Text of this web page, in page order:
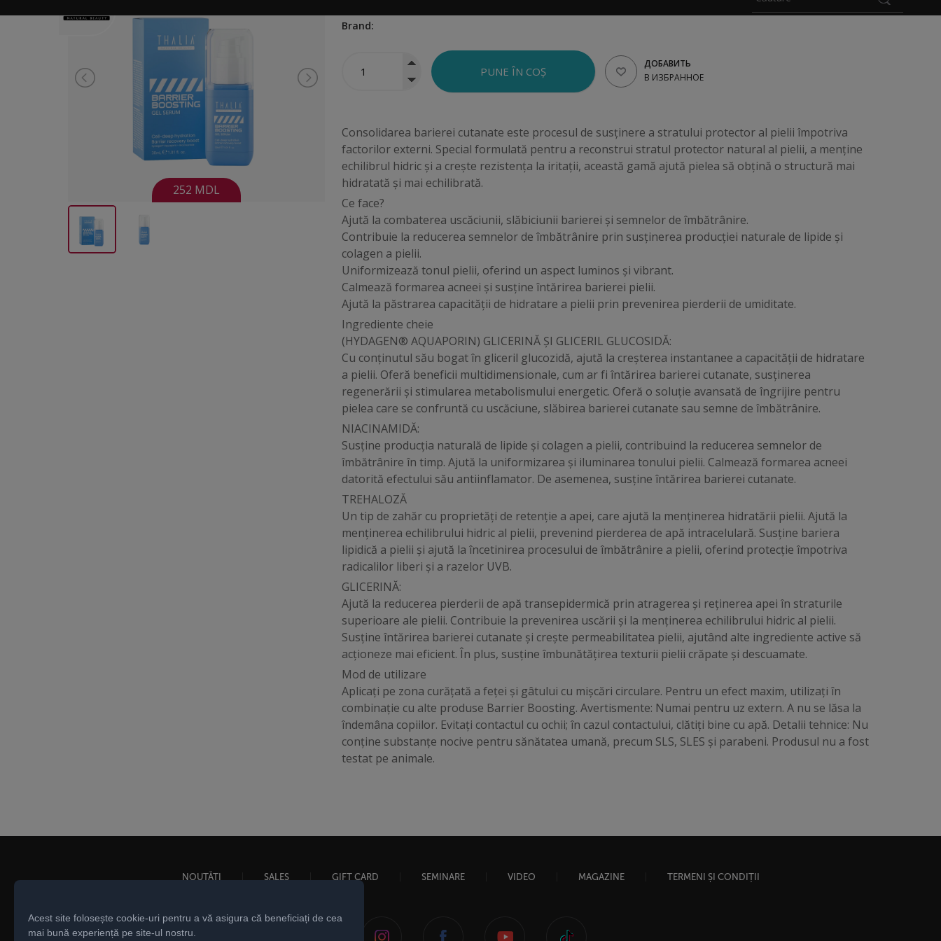
252 MDL
Brand:
ДОБАВИТЬ
В ИЗБРАННОЕ
Consolidarea barierei cutanate este procesul de susținere a stratului protector al pielii împotriva
factorilor externi. Special formulată pentru a reconstrui stratul protector natural al pielii, a menține
echilibrul hidric și a crește rezistența la iritații, această gamă ajută pielea să obțină o structură mai
hidratată și mai echilibrată.
Ce face?
Ajută la combaterea uscăciunii, slăbiciunii barierei și semnelor de îmbătrânire.
Contribuie la reducerea semnelor de îmbătrânire prin susținerea producției naturale de lipide și
colagen a pielii.
Uniformizează tonul pielii, oferind un aspect luminos și vibrant.
Calmează formarea acneei și susține întărirea barierei pielii.
Ajută la păstrarea capacității de hidratare a pielii prin prevenirea pierderii de umiditate.
Ingrediente cheie
(HYDAGEN® AQUAPORIN) GLICERINĂ ȘI GLICERIL GLUCOSIDĂ:
Cu conținutul său bogat în gliceril glucozidă, ajută la creșterea instantanee a capacității de hidratare
a pielii. Oferă beneficii multidimensionale, cum ar fi întărirea barierei cutanate, susținerea
regenerării și stimularea metabolismului energetic. Oferă o soluție avansată de îngrijire pentru
pielea care se confruntă cu uscăciune, slăbirea barierei cutanate sau semne de îmbătrânire.
NIACINAMIDĂ:
Susține producția naturală de lipide și colagen a pielii, contribuind la reducerea semnelor de
îmbătrânire în timp. Ajută la uniformizarea și iluminarea tonului pielii. Calmează formarea acneei
datorită efectului său antiinflamator. De asemenea, susține întărirea barierei cutanate.
TREHALOZĂ
Un tip de zahăr cu proprietăți de retenție a apei, care ajută la menținerea hidratării pielii. Ajută la
menținerea echilibrului hidric al pielii, prevenind pierderea de apă intracelulară. Susține bariera
lipidică a pielii și ajută la încetinirea procesului de îmbătrânire a pielii, oferind protecție împotriva
radicalilor liberi și a razelor UVB.
GLICERINĂ:
Ajută la reducerea pierderii de apă transepidermică prin atragerea și reținerea apei în straturile
superioare ale pielii. Contribuie la prevenirea uscării și la menținerea echilibrului hidric al pielii.
Susține întărirea barierei cutanate și crește permeabilitatea pielii, ajutând alte ingrediente active să
acționeze mai eficient. În plus, susține îmbunătățirea texturii pielii crăpate și descuamate.
Mod de utilizare
Aplicați pe zona curățată a feței și gâtului cu mișcări circulare. Pentru un efect maxim, utilizați în
combinație cu alte produse Barrier Boosting. Avertismente: Numai pentru uz extern. A nu se lăsa la
îndemâna copiilor. Evitați contactul cu ochii; în cazul contactului, clătiți bine cu apă. Detalii tehnice: Nu
conține substanțe nocive pentru sănătatea umană, precum SLS, SLES și parabeni. Produsul nu a fost
testat pe animale.
NOUTĂȚI SALES GIFT CARD SEMINARE VIDEO MAGAZINE TERMENI ȘI CONDIȚII
Acest site folosește cookie-uri pentru a vă asigura că beneficiați de cea
mai bună experiență pe site-ul nostru.